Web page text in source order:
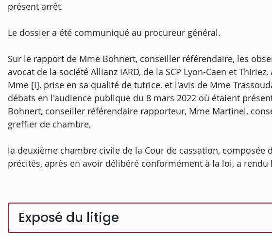
présent arrêt.
Le dossier a été communiqué au procureur général.
Sur le rapport de Mme Bohnert, conseiller référendaire, les
avocat de la société Allianz IARD, de la SCP Lyon-Caen et
Mme [I], prise en sa qualité de tutrice, et l'avis de Mme
débats en l'audience publique du 8 mars 2022 où étaient
Bohnert, conseiller référendaire rapporteur, Mme Martinel,
greffier de chambre,
la deuxième chambre civile de la Cour de cassation, composée
précités, après en avoir délibéré conformément à la loi, a rendu
Exposé du litige